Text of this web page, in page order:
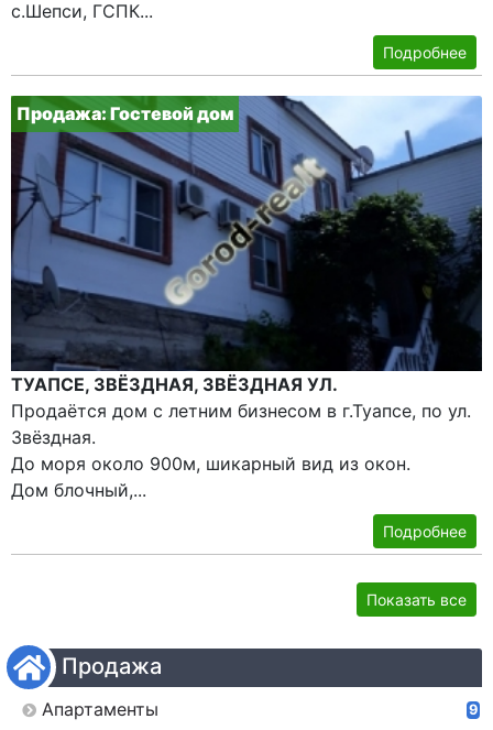
Продажа
Апартаменты 9
с.Шепси, ГСПК...
Подробнее
Продажа: Гостевой дом
ТУАПСЕ, ЗВЁЗДНАЯ, ЗВЁЗДНАЯ УЛ.
Продаётся дом с летним бизнесом в г.Туапсе, по ул.
Звёздная.
До моря около 900м, шикарный вид из окон.
Дом блочный,...
Подробнее
Показать все